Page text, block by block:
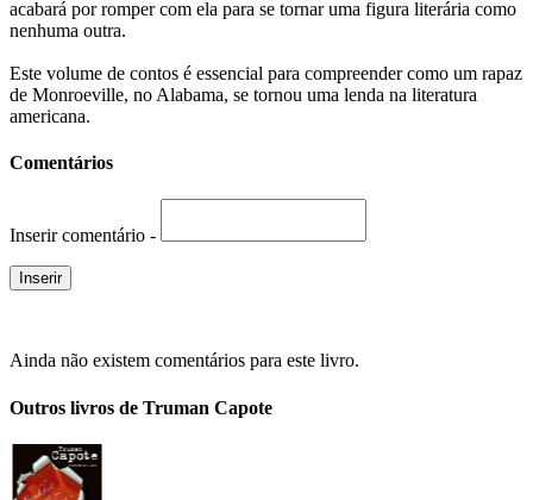
acabará por romper com ela para se tornar uma figura literária como
nenhuma outra.
Este volume de contos é essencial para compreender como um rapaz
de Monroeville, no Alabama, se tornou uma lenda na literatura
americana.
Comentários
Inserir comentário -
Ainda não existem comentários para este livro.
Outros livros de Truman Capote